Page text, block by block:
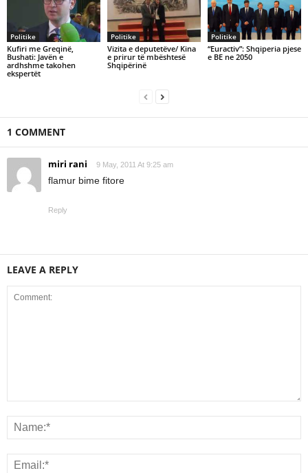
Politike
Kufiri me Greqinë,
Bushati: Javën e
ardhshme takohen
ekspertët
Politike
Vizita e deputetëve/ Kina
e prirur të mbështesë
Shqipërinë
Politike
“Euractiv”: Shqiperia pjese
e BE ne 2050
1 COMMENT
miri rani 9 May, 2011 At 9:25 am
flamur bime fitore
Reply
LEAVE A REPLY